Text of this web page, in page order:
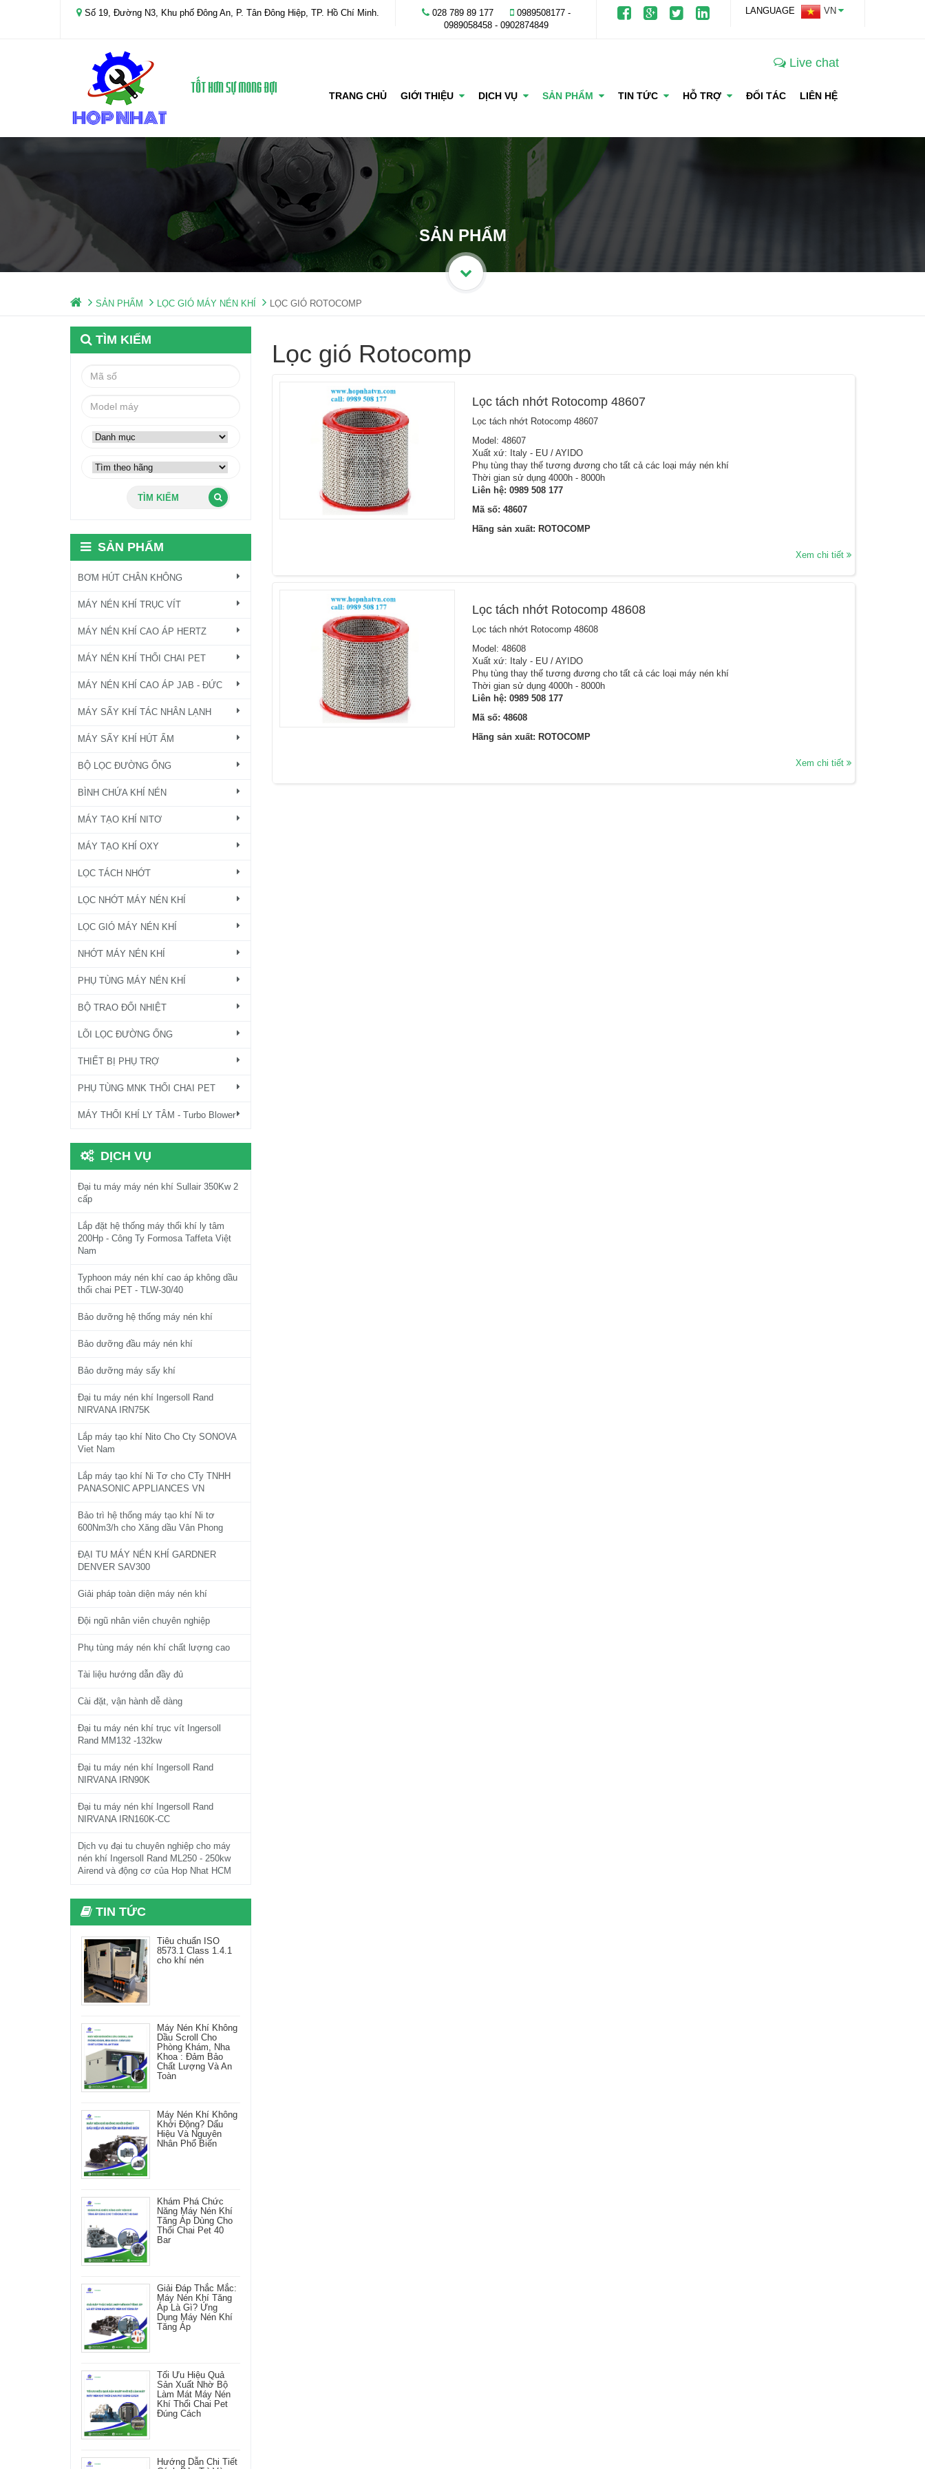
Số 19, Đường N3, Khu phố Đông An, P. Tân Đông Hiệp, TP. Hồ Chí Minh. 028 789 89 177
0989508177 -
‭0989058458‬ - 0902874849
LANGUAGE VN
Live chat
TRANG CHỦ GIỚI THIỆU DỊCH VỤ SẢN PHẨM TIN TỨC HỖ TRỢ ĐỐI TÁC LIÊN HỆ
SẢN PHẨM
SẢN PHẨM LỌC GIÓ MÁY NÉN KHÍ LỌC GIÓ ROTOCOMP
Lọc gió Rotocomp
Lọc tách nhớt Rotocomp 48607
Lọc tách nhớt Rotocomp 48607
Model: 48607
Xuất xứ: Italy - EU / AYIDO
Phụ tùng thay thế tương đương cho tất cả các loại máy nén khí
Thời gian sử dụng 4000h - 8000h
Liên hệ: 0989 508 177
Mã số: 48607
Hãng sản xuất: ROTOCOMP
Xem chi tiết
Lọc tách nhớt Rotocomp 48608
Lọc tách nhớt Rotocomp 48608
Model: 48608
Xuất xứ: Italy - EU / AYIDO
Phụ tùng thay thế tương đương cho tất cả các loại máy nén khí
Thời gian sử dụng 4000h - 8000h
Liên hệ: 0989 508 177
Mã số: 48608
Hãng sản xuất: ROTOCOMP
Xem chi tiết
TÌM KIẾM
TÌM KIẾM
SẢN PHẨM
BƠM HÚT CHÂN KHÔNG
MÁY NÉN KHÍ TRỤC VÍT
MÁY NÉN KHÍ CAO ÁP HERTZ
MÁY NÉN KHÍ THỔI CHAI PET
MÁY NÉN KHÍ CAO ÁP JAB - ĐỨC
MÁY SẤY KHÍ TÁC NHÂN LẠNH
MÁY SẤY KHÍ HÚT ẨM
BỘ LỌC ĐƯỜNG ỐNG
BÌNH CHỨA KHÍ NÉN
MÁY TẠO KHÍ NITƠ
MÁY TẠO KHÍ OXY
LỌC TÁCH NHỚT
LỌC NHỚT MÁY NÉN KHÍ
LỌC GIÓ MÁY NÉN KHÍ
NHỚT MÁY NÉN KHÍ
PHỤ TÙNG MÁY NÉN KHÍ
BỘ TRAO ĐỔI NHIỆT
LÕI LỌC ĐƯỜNG ỐNG
THIẾT BỊ PHỤ TRỢ
PHỤ TÙNG MNK THỔI CHAI PET
MÁY THỔI KHÍ LY TÂM - Turbo Blower
DỊCH VỤ
Đại tu máy máy nén khí Sullair 350Kw 2
cấp
Lắp đặt hệ thống máy thổi khí ly tâm
200Hp - Công Ty Formosa Taffeta Việt
Nam
Typhoon máy nén khí cao áp không dầu
thổi chai PET - TLW-30/40
Bảo dưỡng hệ thống máy nén khí
Bảo dưỡng đầu máy nén khí
Bảo dưỡng máy sấy khí
Đại tu máy nén khí Ingersoll Rand
NIRVANA IRN75K
Lắp máy tạo khí Nito Cho Cty SONOVA
Viet Nam
Lắp máy tạo khí Ni Tơ cho CTy TNHH
PANASONIC APPLIANCES VN
Bảo trì hệ thống máy tạo khí Ni tơ
600Nm3/h cho Xăng dầu Vân Phong
ĐẠI TU MÁY NÉN KHÍ GARDNER
DENVER SAV300
Giải pháp toàn diện máy nén khí
Đội ngũ nhân viên chuyên nghiệp
Phụ tùng máy nén khí chất lượng cao
Tài liệu hướng dẫn đầy đủ
Cài đặt, vận hành dễ dàng
Đại tu máy nén khí trục vít Ingersoll
Rand MM132 -132kw
Đại tu máy nén khí Ingersoll Rand
NIRVANA IRN90K
Đại tu máy nén khí Ingersoll Rand
NIRVANA IRN160K-CC
Dịch vụ đại tu chuyên nghiệp cho máy
nén khí Ingersoll Rand ML250 - 250kw
Airend và động cơ của Hop Nhat HCM
TIN TỨC
Tiêu chuẩn ISO
8573.1 Class 1.4.1
cho khí nén
Máy Nén Khí Không
Dầu Scroll Cho
Phòng Khám, Nha
Khoa : Đảm Bảo
Chất Lượng Và An
Toàn
Máy Nén Khí Không
Khởi Động? Dấu
Hiệu Và Nguyên
Nhân Phổ Biến
Khám Phá Chức
Năng Máy Nén Khí
Tăng Áp Dùng Cho
Thổi Chai Pet 40
Bar
Giải Đáp Thắc Mắc:
Máy Nén Khí Tăng
Áp Là Gì? Ứng
Dụng Máy Nén Khí
Tăng Áp
Tối Ưu Hiệu Quả
Sản Xuất Nhờ Bộ
Làm Mát Máy Nén
Khí Thổi Chai Pet
Đúng Cách
Hướng Dẫn Chi Tiết